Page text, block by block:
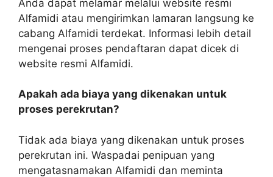
Anda dapat melamar melalui website resmi
Alfamidi atau mengirimkan lamaran langsung ke
cabang Alfamidi terdekat. Informasi lebih detail
mengenai proses pendaftaran dapat dicek di
website resmi Alfamidi.
Apakah ada biaya yang dikenakan untuk
proses perekrutan?
Tidak ada biaya yang dikenakan untuk proses
perekrutan ini. Waspadai penipuan yang
mengatasnamakan Alfamidi dan meminta